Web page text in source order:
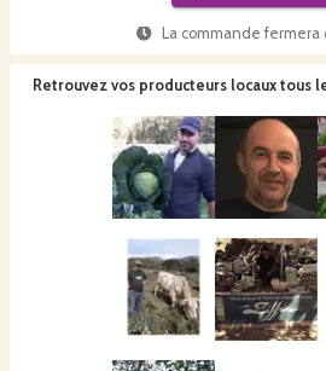
La commande fermera
Retrouvez vos producteurs locaux tous